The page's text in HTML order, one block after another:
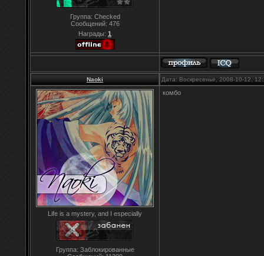
Группа: Checked
Сообщений: 476
Награды: 1
Naoki Дата: Воскресенье, 2008-10-12,
Life is a mystery, and I especially
Группа: Заблокированные
комбо